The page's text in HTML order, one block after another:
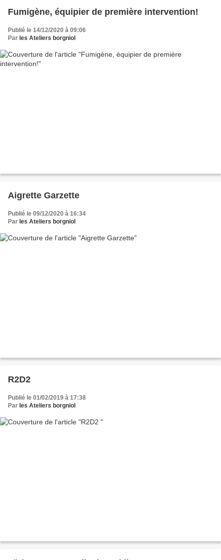
Fumigène, équipier de première intervention!
Publié le 14/12/2020 à 09:06
Par les Ateliers borgniol
Aigrette Garzette
Publié le 09/12/2020 à 16:34
Par les Ateliers borgniol
R2D2
Publié le 01/02/2019 à 17:38
Par les Ateliers borgniol